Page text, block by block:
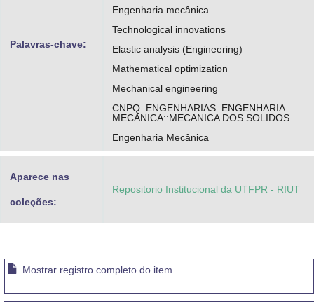
Palavras-chave:
Engenharia mecânica
Technological innovations
Elastic analysis (Engineering)
Mathematical optimization
Mechanical engineering
CNPQ::ENGENHARIAS::ENGENHARIA
MECANICA::MECANICA DOS SOLIDOS
Engenharia Mecânica
Aparece nas
coleções:
Repositorio Institucional da UTFPR - RIUT
Mostrar registro completo do item